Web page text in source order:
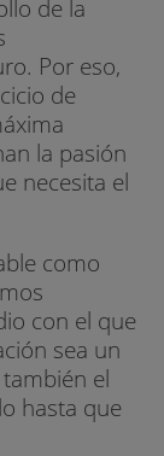
de la
Por eso,
de
la pasión
necesita el
como
con el que
sea un
el
hasta que